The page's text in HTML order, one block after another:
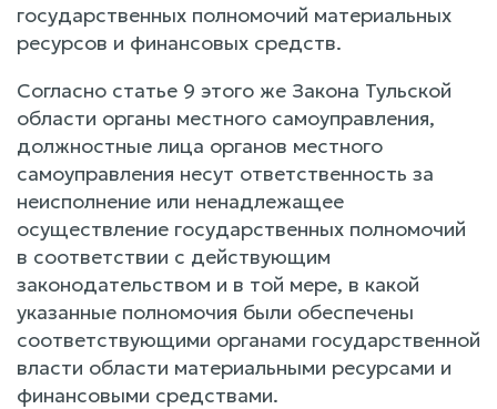
государственных полномочий материальных
ресурсов и финансовых средств.
Согласно статье 9 этого же Закона Тульской
области органы местного самоуправления,
должностные лица органов местного
самоуправления несут ответственность за
неисполнение или ненадлежащее
осуществление государственных полномочий
в соответствии с действующим
законодательством и в той мере, в какой
указанные полномочия были обеспечены
соответствующими органами государственной
власти области материальными ресурсами и
финансовыми средствами.